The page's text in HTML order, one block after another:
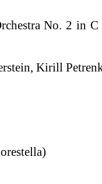
No. 2 in
Kirill